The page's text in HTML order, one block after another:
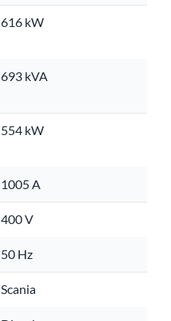
616 kW
693 kVA
554 kW
1005 A
400 V
50 Hz
Scania